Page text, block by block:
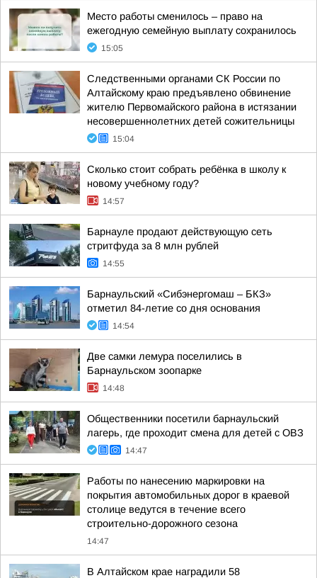
Место работы сменилось – право на
ежегодную семейную выплату сохранилось
15:05
Следственными органами СК России по
Алтайскому краю предъявлено обвинение
жителю Первомайского района в истязании
несовершеннолетних детей сожительницы
15:04
Сколько стоит собрать ребёнка в школу к
новому учебному году?
14:57
Барнауле продают действующую сеть
стритфуда за 8 млн рублей
14:55
Барнаульский «Сибэнергомаш – БКЗ»
отметил 84-летие со дня основания
14:54
Две самки лемура поселились в
Барнаульском зоопарке
14:48
Общественники посетили барнаульский
лагерь, где проходит смена для детей с ОВЗ
14:47
Работы по нанесению маркировки на
покрытия автомобильных дорог в краевой
столице ведутся в течение всего
строительно-дорожного сезона
14:47
В Алтайском крае наградили 58